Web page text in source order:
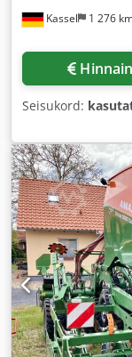
Kassel 1 276
Seisukord: